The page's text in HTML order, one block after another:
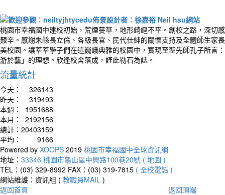
桃園市幸福國中建校初始，荒煙蔓草，地形崎嶇不平。創校之路，深切
艱辛。感謝朱縣長立倫、各級長官、民代仕紳的關懷支持及全體師生家
美校園。讓莘莘學子們在這巍峨典雅的校園中，實現至聖先師孔子所言
游於藝」的理想。欣逢校舍落成，謹此勒石為誌。
流量統計
今天：
326143
昨天：
319493
本週：
1951688
本月：
2192156
總計： 20403159
平均：
9166
Powered by XOOPS 2019 桃園市幸福國中全球資訊網
地址： 33346 桃園市龜山區中興路100巷20號 ( 地圖 )
TEL：(03) 329-8992 FAX：(03) 319-7815 ( 全校電話 )
網站維護：資訊組 ( 教職員MAIL )
返回首頁
返回頂端